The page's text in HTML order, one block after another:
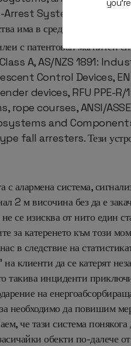
Arrest Systems and
има в средния и малкия
с патентован магнитен
A, AS/NZS 1891:
Control Devices,
devices, RFU PPE-
rope courses, ANSI/
and
fall arresters. Тези
с алармена система,
2 м височина без да е
се изисква от нито един
за катеренето към този
в следствие на
клиенти да се катерят
такива инциденти
на
необходимо да повишим
че тази система
обекти по-далече